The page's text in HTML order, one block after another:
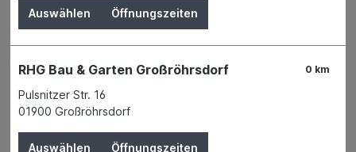
Tiefbaugeräte
Bauen & Renovieren
Maschinen & Werkzeuge
Auswählen Öffnungszeiten
0 km
RHG Bau & Garten Großröhrsdorf
Pulsnitzer Str. 16
01900 Großröhrsdorf
Auswählen Öffnungszeiten